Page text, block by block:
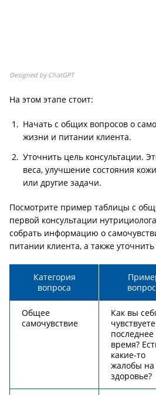
Designed by ChatGPT
На этом этапе стоит:
Начать с общих вопросов о
жизни и питании клиента.
Уточнить цель консультации.
веса, улучшение состояния
или другие задачи.
Посмотрите пример таблицы с
первой консультации
собрать информацию о
питании клиента, а также
Категория
вопроса
Общее
самочувствие
Как вы
последнее
время?
какие-то
жалобы на
здоровье?